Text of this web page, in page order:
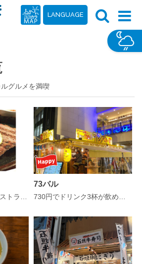
LANGUAGE
グルメを満喫
緑に囲まれた隠れ家レストラン！
73バル
730円でドリンク3杯が飲める【73ベロ】